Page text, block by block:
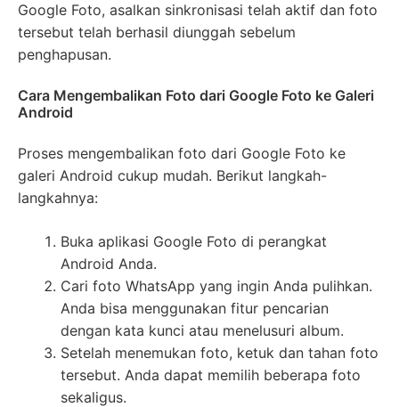
Google Foto, asalkan sinkronisasi telah aktif dan foto
tersebut telah berhasil diunggah sebelum
penghapusan.
Cara Mengembalikan Foto dari Google Foto ke Galeri
Android
Proses mengembalikan foto dari Google Foto ke
galeri Android cukup mudah. Berikut langkah-
langkahnya:
Buka aplikasi Google Foto di perangkat
Android Anda.
Cari foto WhatsApp yang ingin Anda pulihkan.
Anda bisa menggunakan fitur pencarian
dengan kata kunci atau menelusuri album.
Setelah menemukan foto, ketuk dan tahan foto
tersebut. Anda dapat memilih beberapa foto
sekaligus.